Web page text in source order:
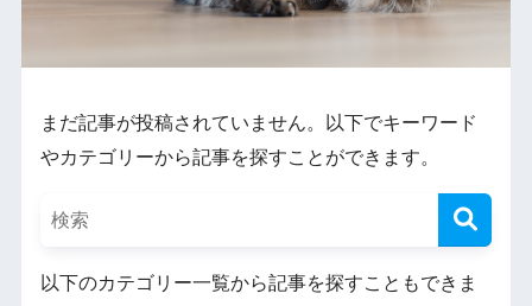
まだ記事が投稿されていません。以下でキーワード
やカテゴリーから記事を探すことができます。
以下のカテゴリー一覧から記事を探すこともできま